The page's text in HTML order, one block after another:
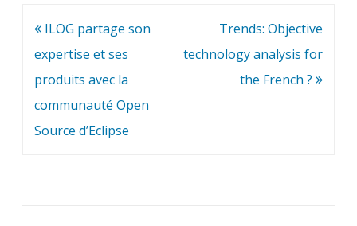
Navigation
de
l’article
ILOG partage son
expertise et ses
produits avec la
communauté Open
Source d’Eclipse
Trends: Objective
technology analysis for
the French ?